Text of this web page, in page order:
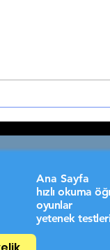
Ana Sayfa
hızlı okuma
oyunlar
yetenek